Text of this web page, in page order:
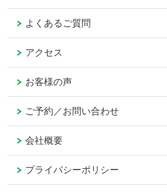
よくあるご質問
アクセス
お客様の声
ご予約／お問い合わせ
会社概要
プライバシーポリシー